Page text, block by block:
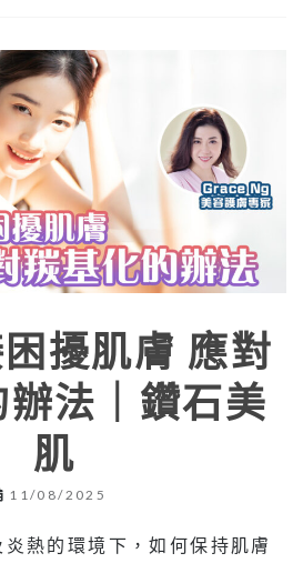
擾肌膚 應對
法｜鑽石美
肌
11/08/2025
熱的環境下，如何保持肌膚